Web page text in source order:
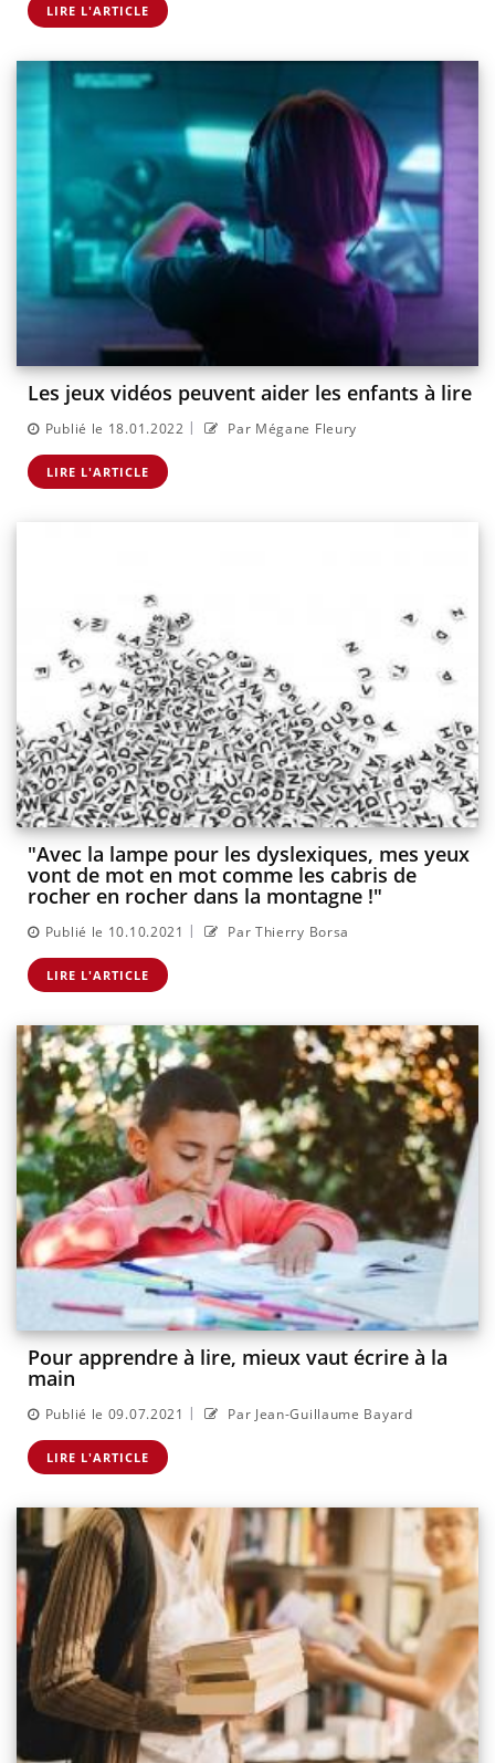
LIRE L'ARTICLE
Les jeux vidéos peuvent aider les enfants à lire
Publié le 18.01.2022 | Par Mégane Fleury
LIRE L'ARTICLE
"Avec la lampe pour les dyslexiques, mes yeux
vont de mot en mot comme les cabris de
rocher en rocher dans la montagne !"
Publié le 10.10.2021 | Par Thierry Borsa
LIRE L'ARTICLE
Pour apprendre à lire, mieux vaut écrire à la
main
Publié le 09.07.2021 | Par Jean-Guillaume Bayard
LIRE L'ARTICLE